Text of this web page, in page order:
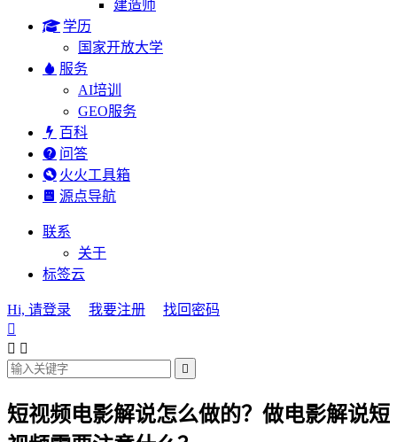
建造师
学历
国家开放大学
服务
AI培训
GEO服务
百科
问答
火火工具箱
源点导航
联系
关于
标签云
Hi, 请登录 我要注册
找回密码

 

短视频电影解说怎么做的？做电影解说短